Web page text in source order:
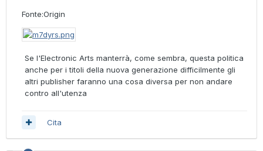
Fonte:Origin
Se l'Electronic Arts manterrà, come sembra, questa politica
anche per i titoli della nuova generazione difficilmente gli
altri publisher faranno una cosa diversa per non andare
contro all'utenza
Cita